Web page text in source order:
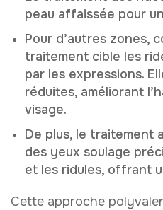
peau affaissée pour
Pour d’autres zones,
traitement cible les
par les expressions.
réduites, améliorant
visage.
De plus, le traitement
des yeux soulage
et les ridules, offrant
Cette approche